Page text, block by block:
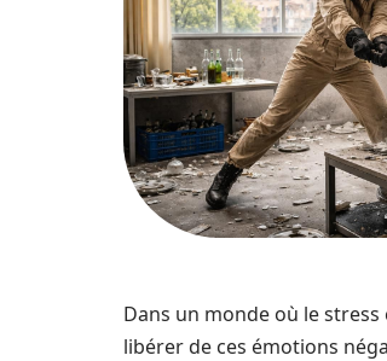
Dans un monde où le stress
libérer de ces émotions